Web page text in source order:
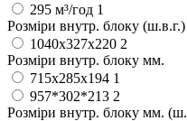
295 м³/год 1
Розміри внутр. блоку
1040х327х220 2
Розміри внутр. блоку мм.
715х285х194 1
957*302*213 2
Розміри внутр. блоку мм.